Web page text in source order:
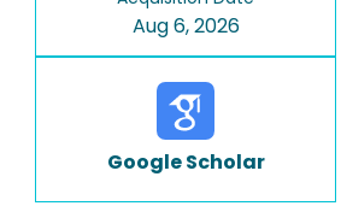
Aug 6, 2026
Google Scholar